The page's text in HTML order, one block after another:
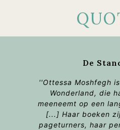
De
''Ottessa Moshfegh
Wonderland, die
meeneemt op een
[...] Haar boeken
pageturners, haar